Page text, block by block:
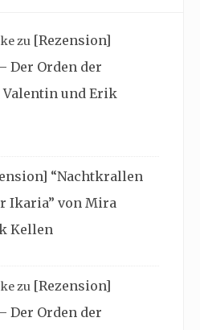
zu [Rezension]
Der Orden der
und Erik
“Nachtkrallen
Ikaria” von Mira
Kellen
zu [Rezension]
Der Orden der